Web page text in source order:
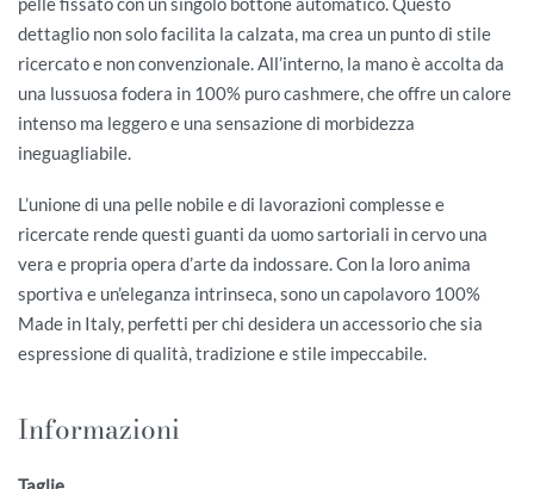
dettaglio non solo facilita la calzata, ma crea un punto di stile
ricercato e non convenzionale. All’interno, la mano è accolta da
una lussuosa fodera in 100% puro cashmere, che offre un calore
intenso ma leggero e una sensazione di morbidezza
ineguagliabile.
L’unione di una pelle nobile e di lavorazioni complesse e
ricercate rende questi guanti da uomo sartoriali in cervo una
vera e propria opera d’arte da indossare. Con la loro anima
sportiva e un’eleganza intrinseca, sono un capolavoro 100%
Made in Italy, perfetti per chi desidera un accessorio che sia
espressione di qualità, tradizione e stile impeccabile.
Informazioni